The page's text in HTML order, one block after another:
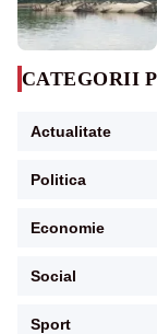
CATEGORII
Actualitate
Politica
Economie
Social
Sport